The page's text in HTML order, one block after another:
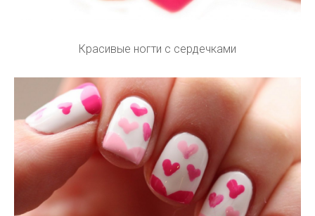
Красивые ногти с сердечками